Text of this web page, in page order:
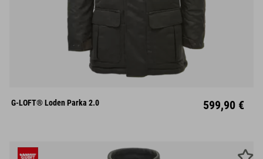
S M
G-LOFT® Loden Parka 2.0 599,90 €